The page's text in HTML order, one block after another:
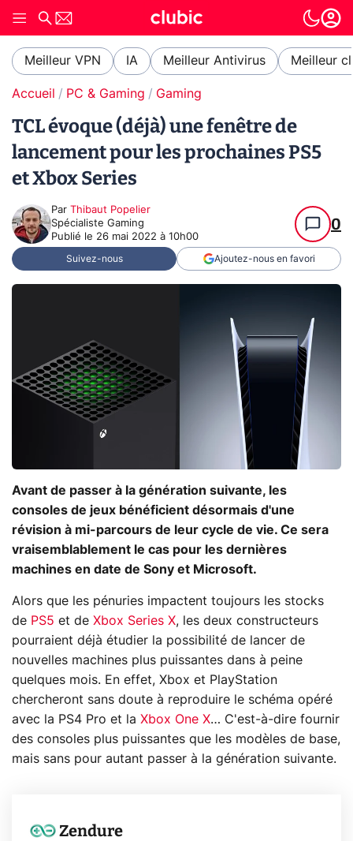
Meilleur VPN IA Meilleur Antivirus Meilleur
Accueil PC & Gaming Gaming
TCL évoque (déjà) une fenêtre de
lancement pour les prochaines PS5
et Xbox Series
Par Thibaut Popelier
Spécialiste Gaming
Publié le 26 mai 2022 à 10h00
0
Suivez-nous Ajoutez-nous en favori
Avant de passer à la génération suivante, les
consoles de jeux bénéficient désormais d'une
révision à mi-parcours de leur cycle de vie. Ce sera
vraisemblablement le cas pour les dernières
machines en date de Sony et Microsoft.
Alors que les pénuries impactent toujours les stocks
de PS5 et de Xbox Series X, les deux constructeurs
pourraient déjà étudier la possibilité de lancer de
nouvelles machines plus puissantes dans à peine
quelques mois. En effet, Xbox et PlayStation
chercheront sans doute à reproduire le schéma opéré
avec la PS4 Pro et la Xbox One X… C'est-à-dire fournir
des consoles plus puissantes que les modèles de base,
mais sans pour autant passer à la génération suivante.
Zendure